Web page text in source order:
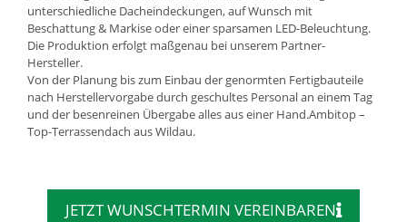
unterschiedliche Dacheindeckungen, auf Wunsch mit
Beschattung & Markise oder einer sparsamen LED-Beleuchtung.
Die Produktion erfolgt maßgenau bei unserem Partner-
Hersteller.
Von der Planung bis zum Einbau der genormten Fertigbauteile
nach Herstellervorgabe durch geschultes Personal an einem Tag
und der besenreinen Übergabe alles aus einer Hand.Ambitop –
Top-Terrassendach aus Wildau.
JETZT WUNSCHTERMIN VEREINBAREN